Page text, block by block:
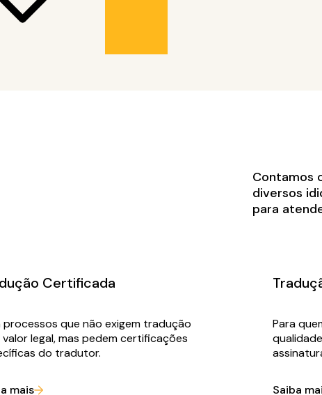
Contamos
diversos
para
Certificada
processos que não exigem tradução
legal, mas pedem certificações
do tradutor.
mais
Para
Saiba